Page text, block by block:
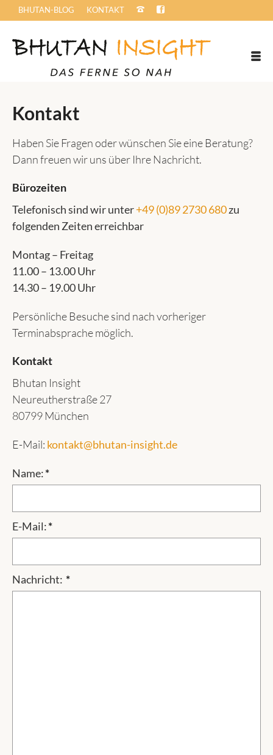
BHUTAN-BLOG KONTAKT
Kontakt
Haben Sie Fragen oder wünschen Sie eine Beratung?
Dann freuen wir uns über Ihre Nachricht.
Bürozeiten
Telefonisch sind wir unter+49 (0)89 2730 680zu
folgenden Zeiten erreichbar
Montag – Freitag
11.00 – 13.00 Uhr
14.30 – 19.00 Uhr
Persönliche Besuche sind nach vorheriger
Terminabsprache möglich.
Kontakt
Bhutan Insight
Neureutherstraße 27
80799 München
E-Mail: kontakt@bhutan-insight.de
Name:*
E-Mail:*
Nachricht: *